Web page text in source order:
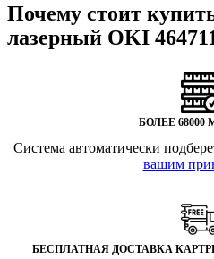
Почему стоит
лазерный OKI
БОЛЕЕ 68000
Система автоматически
вашим
БЕСПЛАТНАЯ ДОСТАВКА